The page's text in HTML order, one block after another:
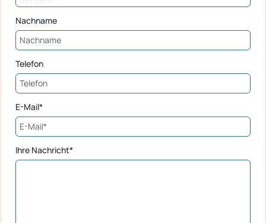
Nachname
Telefon
E-Mail*
Ihre Nachricht*